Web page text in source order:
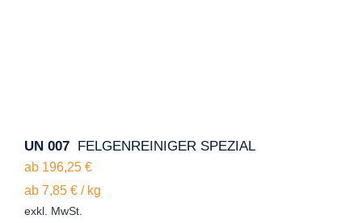
UN 007 FELGENREINIGER SPEZIAL
ab 196,25 €
ab 7,85 €/ kg
exkl. MwSt.